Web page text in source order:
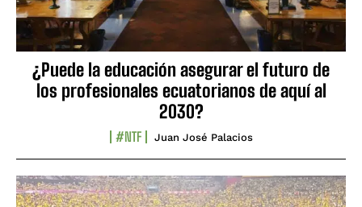
¿Puede la educación asegurar el futuro de
los profesionales ecuatorianos de aquí al
2030?
#NTF Juan José Palacios